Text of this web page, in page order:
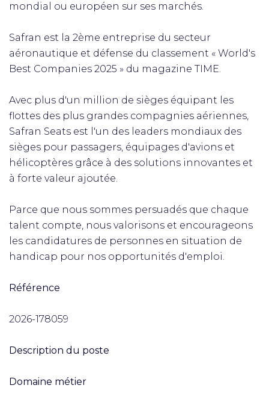
mondial ou européen sur ses marchés.
Safran est la 2ème entreprise du secteur
aéronautique et défense du classement « World's
Best Companies 2025 » du magazine TIME.
Avec plus d'un million de sièges équipant les
flottes des plus grandes compagnies aériennes,
Safran Seats est l'un des leaders mondiaux des
sièges pour passagers, équipages d'avions et
hélicoptères grâce à des solutions innovantes et
à forte valeur ajoutée.
Parce que nous sommes persuadés que chaque
talent compte, nous valorisons et encourageons
les candidatures de personnes en situation de
handicap pour nos opportunités d'emploi.
Référence
2026-178059
Description du poste
Domaine métier